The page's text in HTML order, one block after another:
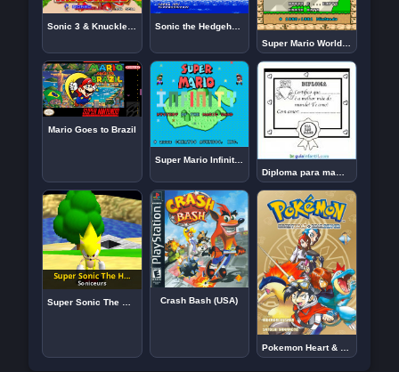
Sonic the Hedgehog: Save The Moon Demo
Mario Goes to Brazil
Super Mario Infinity 2: The Cursed Gem SNES
Diploma para mamães. Desenhos para colorir
Crash Bash (USA)